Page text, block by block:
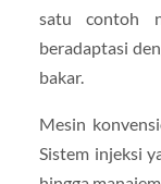
satu contoh
beradaptasi
bakar.
Mesin
Sistem injeksi